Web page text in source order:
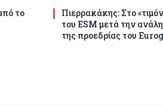
το
Πιερρακάκης: Στο
του ESM μετά την
της προεδρίας του